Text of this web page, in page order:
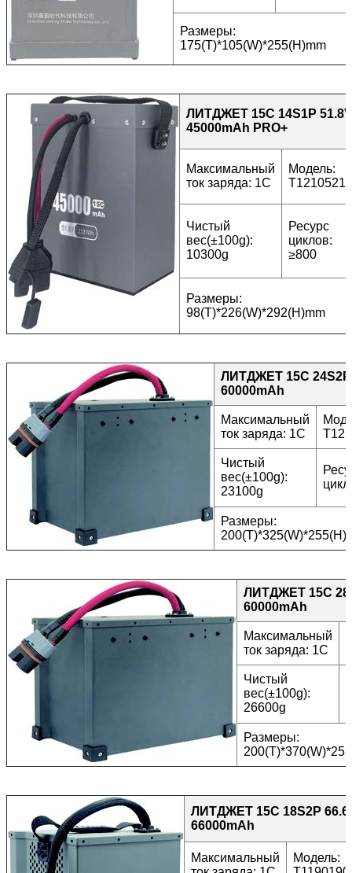
Размеры:
175(T)*105(W)*255(H)mm
ЛИТДЖЕТ 15C 14S1P 51.8V
45000mAh PRO+
Максимальный
ток заряда: 1C
Модель:
Чистый
вес(±100g):
10300g
Ресурс
циклов:
≥800
Размеры:
98(T)*226(W)*292(H)mm
ЛИТДЖЕТ 15C 24S2P
60000mAh
Максимальный
ток заряда: 1C
Чистый
вес(±100g):
23100g
Размеры:
ЛИТДЖЕТ 15C
60000mAh
Максимальный
ток заряда: 1C
Чистый
вес(±100g):
26600g
Размеры:
ЛИТДЖЕТ 15C 18S2P
66000mAh
Максимальный
Модель: